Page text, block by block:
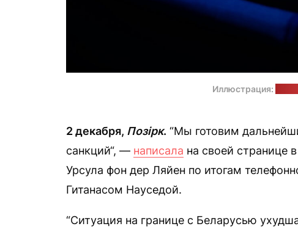
Иллюстрация:
2 декабря, Позірк. “Мы готовим
санкций“, — написала на своей странице
Урсула фон дер Ляйен по итогам
Гитанасом Науседой.
“Ситуация на границе с Беларусью